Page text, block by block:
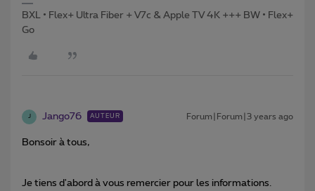
BXL • Flex+ Ultra Fiber + V7c & Apple TV 4K +++ BW • Flex+
Go
J Jango76 AUTEUR Forum|Forum|3 years ago
Bonsoir à tous,
Je tiens d'abord à vous remercier pour les informations.